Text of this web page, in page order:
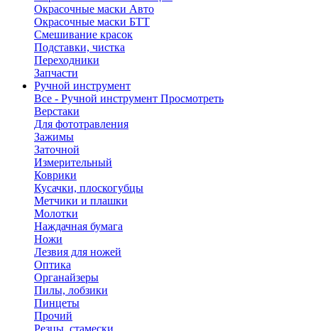
Окрасочные маски Авто
Окрасочные маски БТТ
Смешивание красок
Подставки, чистка
Переходники
Запчасти
Ручной инструмент
Все - Ручной инструмент Просмотреть
Верстаки
Для фототравления
Зажимы
Заточной
Измерительный
Коврики
Кусачки, плоскогубцы
Метчики и плашки
Молотки
Наждачная бумага
Ножи
Лезвия для ножей
Оптика
Органайзеры
Пилы, лобзики
Пинцеты
Прочий
Резцы, стамески